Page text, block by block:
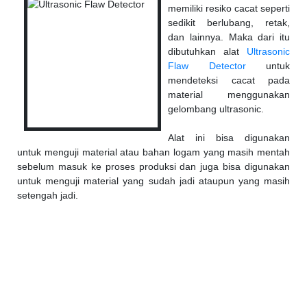
memiliki resiko cacat seperti
sedikit berlubang, retak,
dan lainnya. Maka dari itu
dibutuhkan alat Ultrasonic
Flaw Detectoruntuk
mendeteksi cacat pada
material menggunakan
gelombang ultrasonic.
Alat ini bisa digunakan
untuk menguji material atau bahan logam yang masih mentah
sebelum masuk ke proses produksi dan juga bisa digunakan
untuk menguji material yang sudah jadi ataupun yang masih
setengah jadi.